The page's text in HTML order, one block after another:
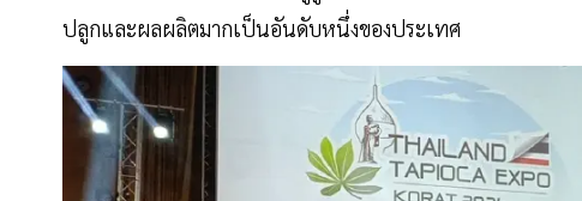
ปลูกและผลผลิตมากเป็นอันดับหนึ่งของประเทศ